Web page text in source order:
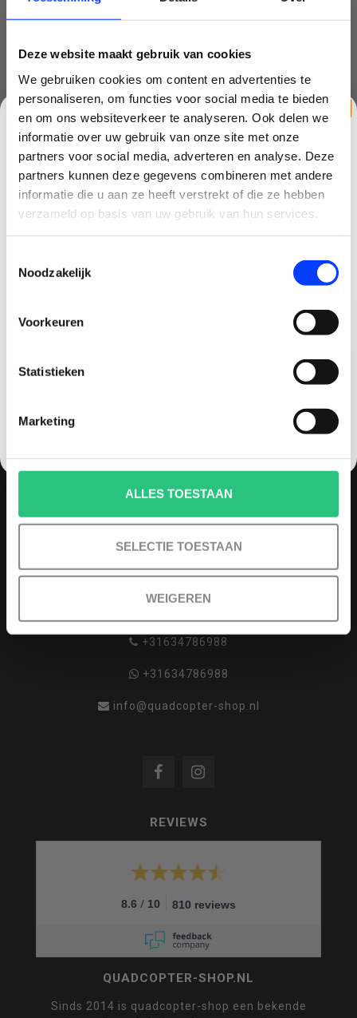
Deze website maakt gebruik van cookies
We gebruiken cookies om content en advertenties te
personaliseren, om functies voor social media te bieden
en om ons websiteverkeer te analyseren. Ook delen we
informatie over uw gebruik van onze site met onze
partners voor social media, adverteren en analyse. Deze
partners kunnen deze gegevens combineren met andere
informatie die u aan ze heeft verstrekt of die ze hebben
verzameld op basis van uw gebruik van hun services.
Noodzakelijk
Voorkeuren
Statistieken
Marketing
ALLES TOESTAAN
SELECTIE TOESTAAN
WEIGEREN
mini 3 pro(1)
mini drone(6)
quadcopter (1)
race drone(1)
MELD JE AAN VOOR ONZE NIEUWSBRIEF
Haagsittarderweg 27
+31634786988
+31634786988
info@quadcopter-shop.nl
REVIEWS
8.6 / 10 810 reviews
QUADCOPTER-SHOP.NL
Sinds 2014 is quadcopter-shop een bekende
CLAIM KORTING OP JE EERSTE
BESTELLING!